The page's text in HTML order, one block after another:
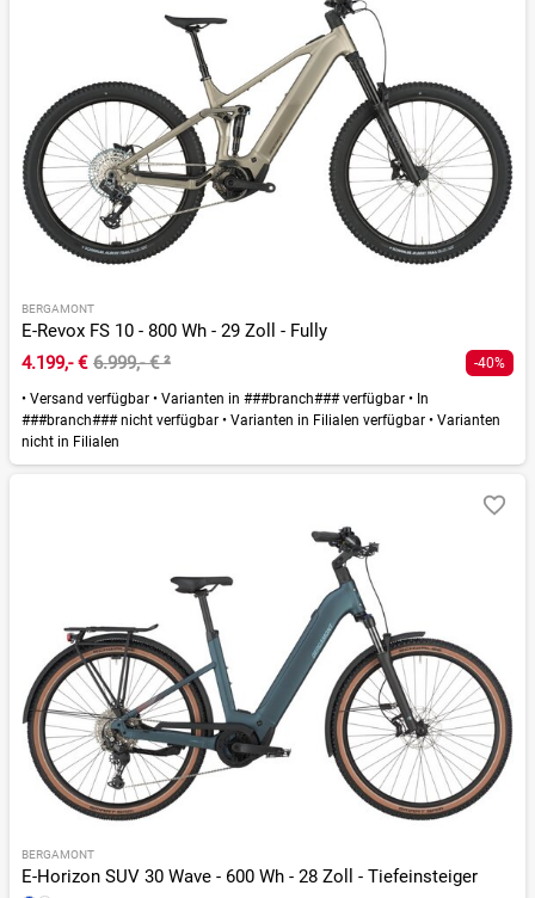
BERGAMONT
E-Revox FS 10 - 800 Wh - 29 Zoll - Fully
4.199,- € 6.999,- €² -40%
• Versand verfügbar • Varianten in ###branch### verfügbar • In
###branch### nicht verfügbar • Varianten in Filialen verfügbar • Varianten
nicht in Filialen
BERGAMONT
E-Horizon SUV 30 Wave - 600 Wh - 28 Zoll - Tiefeinsteiger